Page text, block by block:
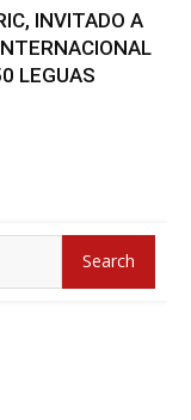
INVITADO A
LEGUAS
Search